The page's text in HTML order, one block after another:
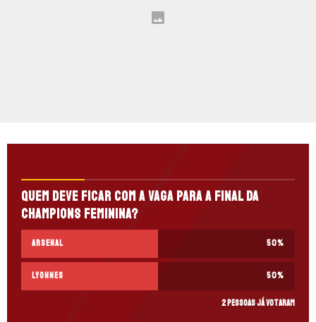
Quem deve ficar com a vaga para a final da
Champions Feminina?
Arsenal 50%
Lyonnes 50%
2 pessoas já votaram